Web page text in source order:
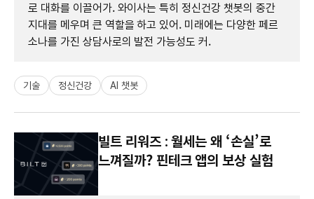
로 대화를 이끌어가. 와이사는 특히 정신건강 챗봇의 중간
지대를 메우며 큰 역할을 하고 있어. 미래에는 다양한 페르
소나를 가진 상담사로의 발전 가능성도 커.
기술 정신건강 AI 챗봇
빌트 리워즈 : 월세는 왜 ‘손실’로
느껴질까? 핀테크 앱의 보상 실험